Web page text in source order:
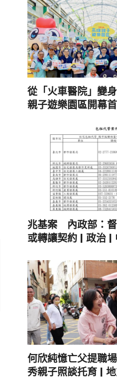
從「火車醫院」變
親子遊樂園區開幕
兆基案 內政部：
或轉讓契約 | 政治 |
何欣純憶亡父提職
秀親子照談托育 |